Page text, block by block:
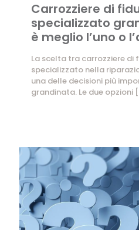
Carrozziere di
specializzato
è meglio l’uno o
La scelta tra carrozziere di
specializzato nella
una delle decisioni più
grandinata. Le due opzioni